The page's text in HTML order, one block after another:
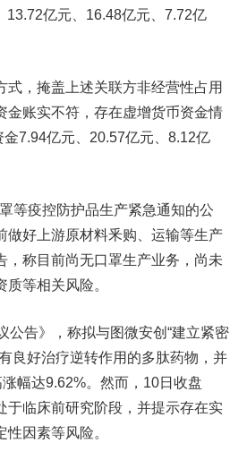
亿元、16.48亿元、7.72亿
，掩盖上述关联方非经营性占用
金账实不符，存在虚增货币资金情
7.94亿元、20.57亿元、8.12亿
疫控防护品生产紧急通知的公
做好上游原材料釆购、运输等生产
称目前尚无口罩生产业务，尚未
等相关风险。
告》，称拟与图微安创“建立紧密
良好治疗逆转作用的多肽药物，并
幅达9.62%。然而，10日收盘
于临床前研究阶段，并提示存在实
因素等风险。